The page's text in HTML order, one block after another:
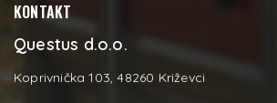
KONTAKT
Questus d.o.o.
Koprivnička 103, 48260 Križevci